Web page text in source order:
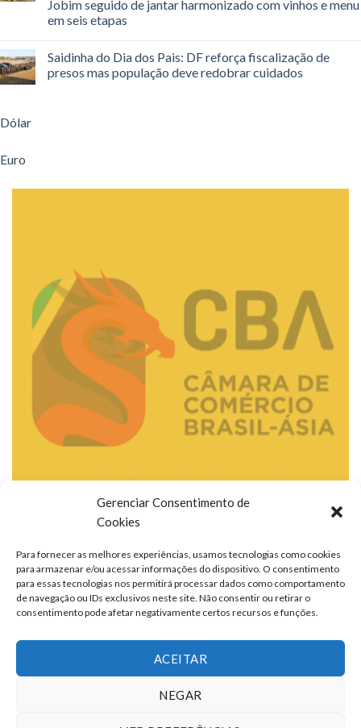
Gerenciar Consentimento de
Cookies
Para fornecer as melhores experiências, usamos tecnologias como cookies
para armazenar e/ou acessar informações do dispositivo. O consentimento
para essas tecnologias nos permitirá processar dados como comportamento
de navegação ou IDs exclusivos neste site. Não consentir ou retirar o
consentimento pode afetar negativamente certos recursos e funções.
ACEITAR
NEGAR
Jobim seguido de jantar harmonizado com vinhos e menu
em seis etapas
Saidinha do Dia dos Pais: DF reforça fiscalização de
presos mas população deve redobrar cuidados
Dólar
Euro